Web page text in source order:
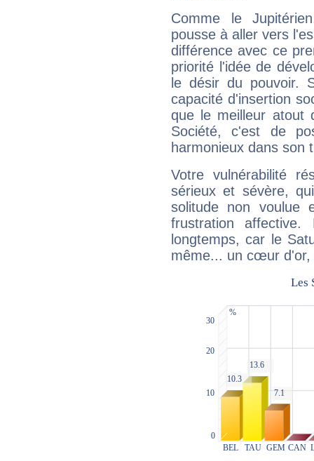
Comme le
pousse à aller vers
différence avec ce
priorité l'idée de
le désir du pouvoir.
capacité d'insertion
que le meilleur atout
Société, c'est de
harmonieux dans son
Votre vulnérabilité
sérieux et sévère,
solitude non voulue
frustration
longtemps, car le
même... un cœur d'or,